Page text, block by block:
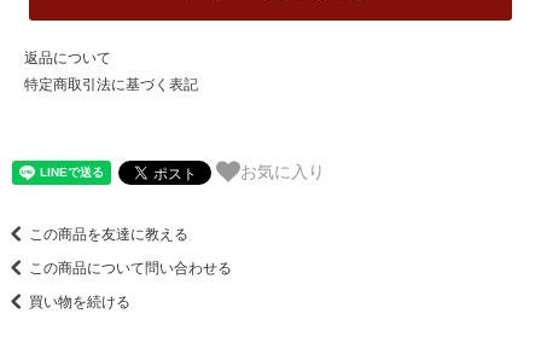
返品について
特定商取引法に基づく表記
お気に入り
この商品を友達に教える
この商品について問い合わせる
買い物を続ける